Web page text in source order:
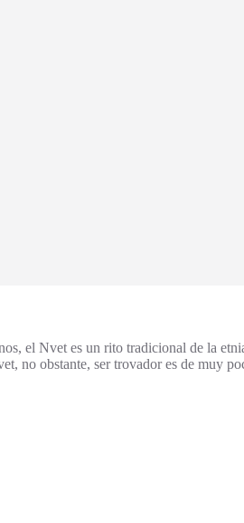
Nvet es un rito tradicional de la etnia
no obstante, ser trovador es de muy